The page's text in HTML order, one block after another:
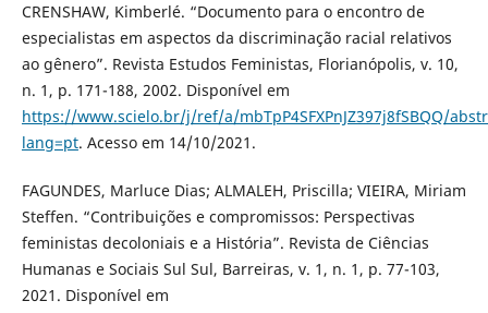
CRENSHAW, Kimberlé. “Documento para o encontro de
especialistas em aspectos da discriminação racial relativos
ao gênero”. Revista Estudos Feministas, Florianópolis, v. 10,
n. 1, p. 171-188, 2002. Disponível em
https://www.scielo.br/j/ref/a/mbTpP4SFXPnJZ397j8fSBQQ/
lang=pt. Acesso em 14/10/2021.
FAGUNDES, Marluce Dias; ALMALEH, Priscilla; VIEIRA, Miriam
Steffen. “Contribuições e compromissos: Perspectivas
feministas decoloniais e a História”. Revista de Ciências
Humanas e Sociais Sul Sul, Barreiras, v. 1, n. 1, p. 77-103,
2021. Disponível em